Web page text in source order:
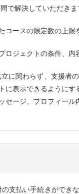
で解決していただきま
コースの限定数の上
ロジェクトの条件、
に関わらず、支援者
に表示できるようにす
セージ、プロフィー
支払い手続きができ